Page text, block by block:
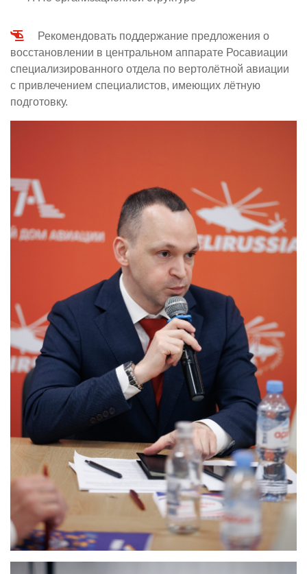
Рекомендовать поддержание предложения о
восстановлении в центральном аппарате Росавиации
специализированного отдела по вертолётной авиации
с привлечением специалистов, имеющих лётную
подготовку.